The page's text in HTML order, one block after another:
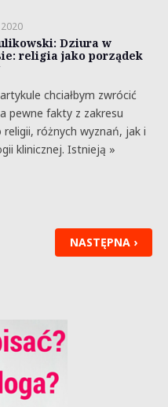
Dziura w
religia jako porządek
chciałbym zwrócić
pewne fakty z zakresu
religii, różnych wyznań, jak i
klinicznej. Istnieją »
NASTĘPNA ›